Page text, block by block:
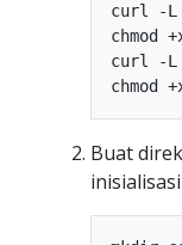
curl -L
chmod
curl -L
Buat